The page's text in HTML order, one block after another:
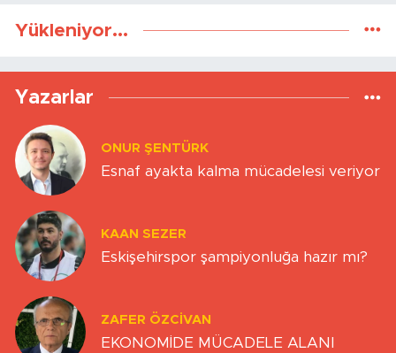
Yükleniyor...
Yazarlar
ONUR ŞENTÜRK
Esnaf ayakta kalma mücadelesi veriyor
KAAN SEZER
Eskişehirspor şampiyonluğa hazır mı?
ZAFER ÖZCIVAN
EKONOMİDE MÜCADELE ALANI